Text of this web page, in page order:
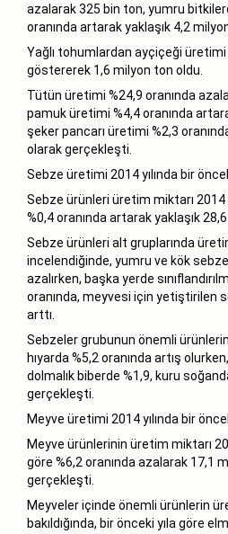
azalarak 325 bin ton, yumru
oranında artarak yaklaşık 4,2
Yağlı tohumlardan ayçiçeği üretimi
göstererek 1,6 milyon ton oldu.
Tütün üretimi %24,9 oranında
pamuk üretimi %4,4 oranında
şeker pancarı üretimi %2,3
olarak gerçekleşti.
Sebze üretimi 2014 yılında bir
Sebze ürünleri üretim miktarı 2014
%0,4 oranında artarak yaklaşık
Sebze ürünleri alt gruplarında
incelendiğinde, yumru ve kök
azalırken, başka yerde
oranında, meyvesi için yetiştirilen
arttı.
Sebzeler grubunun önemli
hıyarda %5,2 oranında artış
dolmalık biberde %1,9, kuru
gerçekleşti.
Meyve üretimi 2014 yılında bir
Meyve ürünlerinin üretim miktarı
göre %6,2 oranında azalarak 17,1
gerçekleşti.
Meyveler içinde önemli ürünlerin
bakıldığında, bir önceki yıla göre